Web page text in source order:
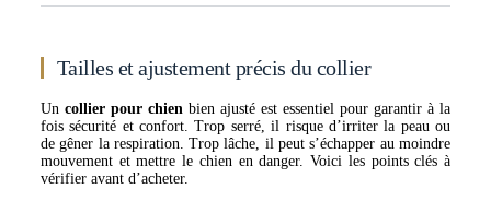
Tailles et ajustement précis du collier
Un collier pour chienbien ajusté est essentiel pour garantir à la
fois sécurité et confort. Trop serré, il risque d’irriter la peau ou
de gêner la respiration. Trop lâche, il peut s’échapper au moindre
mouvement et mettre le chien en danger. Voici les points clés à
vérifier avant d’acheter.